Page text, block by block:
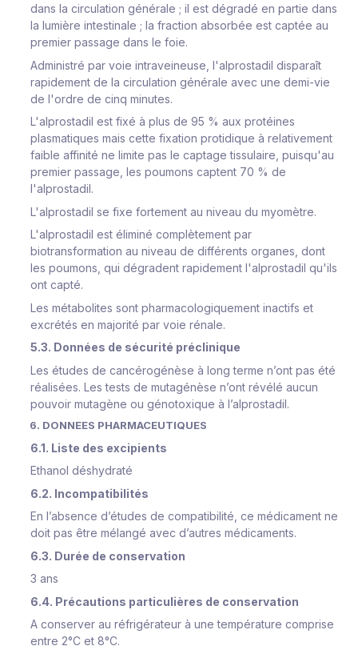
dans la circulation générale ; il est dégradé en partie dans
la lumière intestinale ; la fraction absorbée est captée au
premier passage dans le foie.
Administré par voie intraveineuse, l'alprostadil disparaît
rapidement de la circulation générale avec une demi-vie
de l'ordre de cinq minutes.
L'alprostadil est fixé à plus de 95 % aux protéines
plasmatiques mais cette fixation protidique à relativement
faible affinité ne limite pas le captage tissulaire, puisqu'au
premier passage, les poumons captent 70 % de
l'alprostadil.
L'alprostadil se fixe fortement au niveau du myomètre.
L'alprostadil est éliminé complètement par
biotransformation au niveau de différents organes, dont
les poumons, qui dégradent rapidement l'alprostadil qu'ils
ont capté.
Les métabolites sont pharmacologiquement inactifs et
excrétés en majorité par voie rénale.
5.3. Données de sécurité préclinique
Les études de cancérogénèse à long terme n’ont pas été
réalisées. Les tests de mutagénèse n’ont révélé aucun
pouvoir mutagène ou génotoxique à l’alprostadil.
6. DONNEES PHARMACEUTIQUES
6.1. Liste des excipients
Ethanol déshydraté
6.2. Incompatibilités
En l’absence d’études de compatibilité, ce médicament ne
doit pas être mélangé avec d’autres médicaments.
6.3. Durée de conservation
3 ans
6.4. Précautions particulières de conservation
A conserver au réfrigérateur à une température comprise
entre 2°C et 8°C.